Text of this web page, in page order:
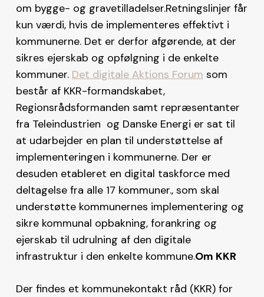
om bygge- og gravetilladelser.Retningslinjer får
kun værdi, hvis de implementeres effektivt i
kommunerne. Det er derfor afgørende, at der
sikres ejerskab og opfølgning i de enkelte
kommuner. Det digitale Aktions Forum som
består af KKR-formandskabet,
Regionsrådsformanden samt repræsentanter
fra Teleindustrien og Danske Energi er sat til
at udarbejder en plan til understøttelse af
implementeringen i kommunerne. Der er
desuden etableret en digital taskforce med
deltagelse fra alle 17 kommuner., som skal
understøtte kommunernes implementering og
sikre kommunal opbakning, forankring og
ejerskab til udrulning af den digitale
infrastruktur i den enkelte kommune.Om KKR
Der findes et kommunekontakt råd (KKR) for